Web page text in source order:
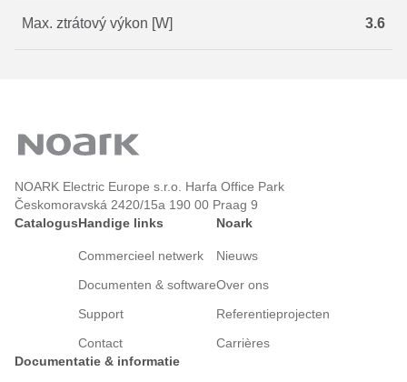
Max. ztrátový výkon [W] 3.6
NOARK Electric Europe s.r.o. Harfa Office Park
Českomoravská 2420/15a 190 00 Praag 9
CatalogusHandige links
Commercieel netwerk
Documenten & software
Support
Contact
Noark
Nieuws
Over ons
Referentieprojecten
Carrières
Documentatie & informatie